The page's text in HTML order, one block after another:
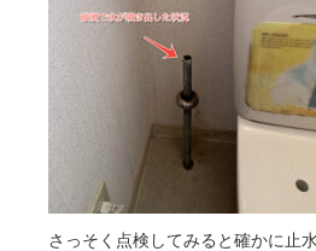
さっそく点検してみると確かに止